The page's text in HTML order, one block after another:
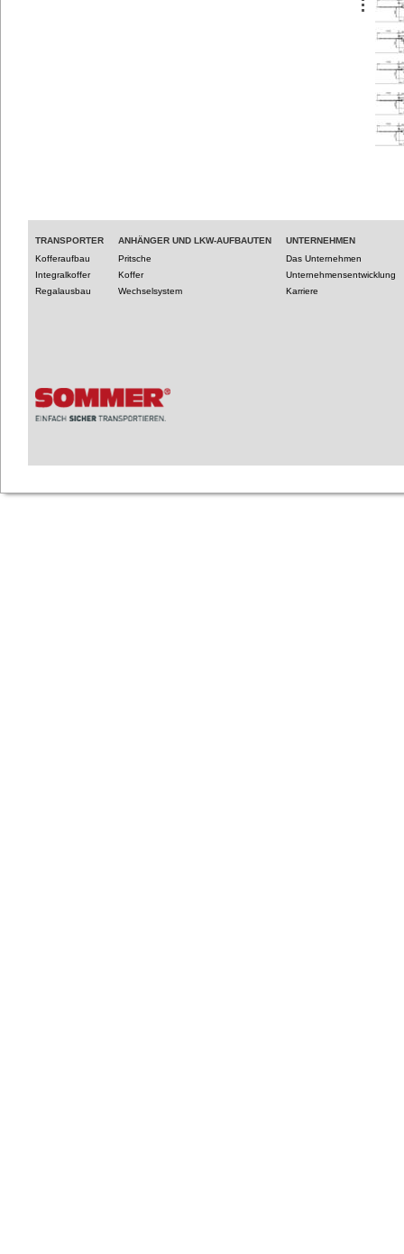
TRANSPORTER
Kofferaufbau
Integralkoffer
Regalausbau
ANHÄNGER UND LKW-AUFBAUTEN
Pritsche
Koffer
Wechselsystem
UNTERNEHMEN
Das Unternehmen
Unternehmensentwicklung
Karriere